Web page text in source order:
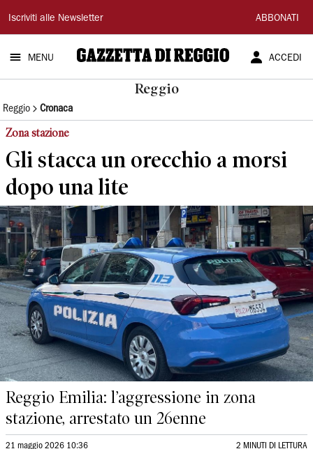
Gazzetta
di
Reggio
Iscriviti alle Newsletter ABBONATI
MENU ACCEDI
Reggio
Reggio Cronaca
Zona stazione
Gli stacca un orecchio a morsi
dopo una lite
Reggio Emilia: l’aggressione in zona
stazione, arrestato un 26enne
21 maggio 2026 10:36 2 MINUTI DI LETTURA